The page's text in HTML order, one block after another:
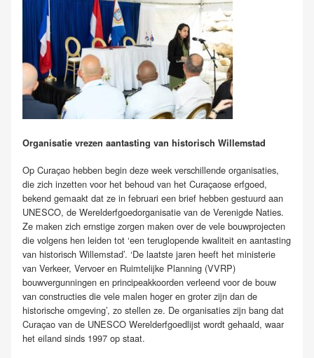
Organisatie vrezen aantasting van historisch Willemstad
Op Curaçao hebben begin deze week verschillende organisaties,
die zich inzetten voor het behoud van het Curaçaose erfgoed,
bekend gemaakt dat ze in februari een brief hebben gestuurd aan
UNESCO, de Werelderfgoedorganisatie van de Verenigde Naties.
Ze maken zich ernstige zorgen maken over de vele bouwprojecten
die volgens hen leiden tot ‘een teruglopende kwaliteit en aantasting
van historisch Willemstad’. ‘De laatste jaren heeft het ministerie
van Verkeer, Vervoer en Ruimtelijke Planning (VVRP)
bouwvergunningen en principeakkoorden verleend voor de bouw
van constructies die vele malen hoger en groter zijn dan de
historische omgeving’, zo stellen ze. De organisaties zijn bang dat
Curaçao van de UNESCO Werelderfgoedlijst wordt gehaald, waar
het eiland sinds 1997 op staat.